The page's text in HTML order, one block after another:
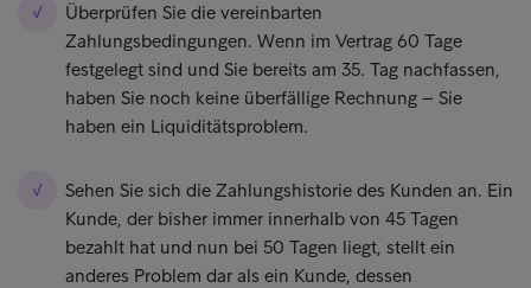
Überprüfen Sie die vereinbarten
Zahlungsbedingungen. Wenn im Vertrag 60 Tage
festgelegt sind und Sie bereits am 35. Tag nachfassen,
haben Sie noch keine überfällige Rechnung – Sie
haben ein Liquiditätsproblem.
Sehen Sie sich die Zahlungshistorie des Kunden an. Ein
Kunde, der bisher immer innerhalb von 45 Tagen
bezahlt hat und nun bei 50 Tagen liegt, stellt ein
anderes Problem dar als ein Kunde, dessen